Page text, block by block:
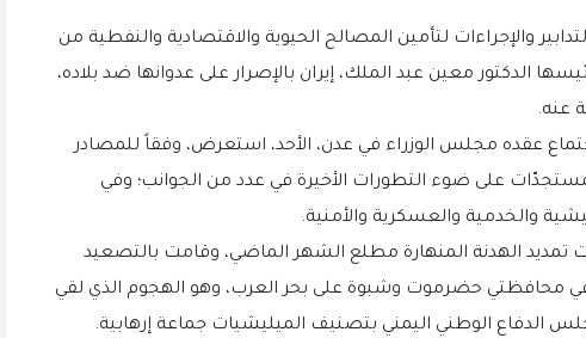
والإجراءات لتأمين المصالح الحيوية والاقتصادية والنفطية من
الدكتور معين عبد الملك، إيران بالإصرار على عدوانها ضد بلاده،
عنه.
عقده مجلس الوزراء في عدن، الأحد، استعرض، وفقاً للمصادر
على ضوء التطورات الأخيرة في عدد من الجوانب؛ وفي
والخدمية والعسكرية والأمنية.
تمديد الهدنة المنهارة مطلع الشهر الماضي، وقامت بالتصعيد
محافظتي حضرموت وشبوة على بحر العرب، وهو الهجوم الذي لقي
الدفاع الوطني اليمني بتصنيف الميليشيات جماعة إرهابية.